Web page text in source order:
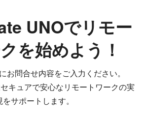
UNOでリモー
を始めよう！
お問合せ内容をご入力ください。
キュアで安心なリモートワークの実
をサポートします。